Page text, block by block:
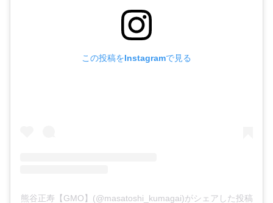
この投稿をInstagramで見る
熊谷正寿【GMO】(@masatoshi_kumagai)がシェアした投稿